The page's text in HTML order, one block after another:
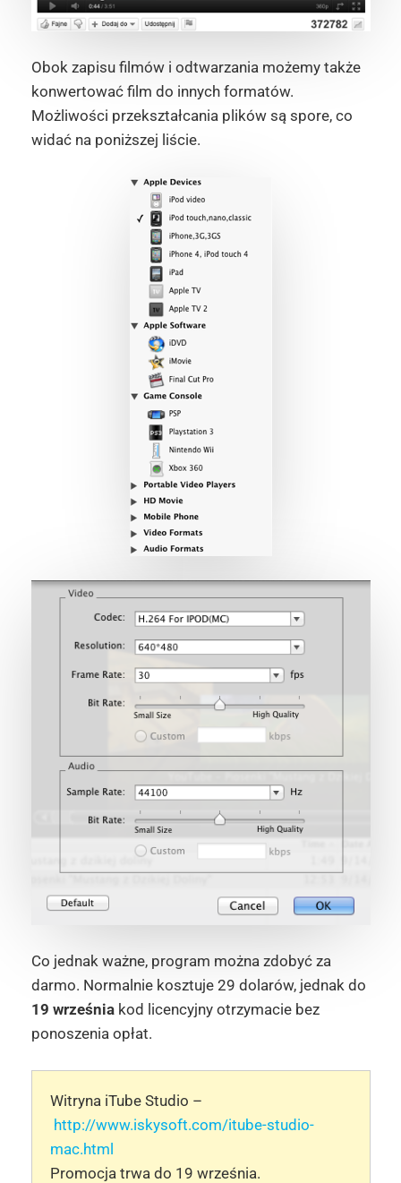
Obok zapisu filmów i odtwarzania możemy także
konwertować film do innych formatów.
Możliwości przekształcania plików są spore, co
widać na poniższej liście.
Co jednak ważne, program można zdobyć za
darmo. Normalnie kosztuje 29 dolarów, jednak do
19 wrześniakod licencyjny otrzymacie bez
ponoszenia opłat.
Witryna iTube Studio –
http://www.iskysoft.com/itube-studio-
mac.html
Promocja trwa do 19 września.